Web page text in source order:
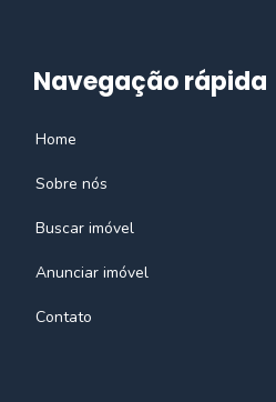
Navegação rápida
Home
Sobre nós
Buscar imóvel
Anunciar imóvel
Contato